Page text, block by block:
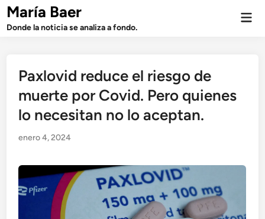
Saltar
contenido
María Baer
Donde la noticia se analiza a fondo.
Paxlovid reduce el riesgo de
muerte por Covid. Pero quienes
lo necesitan no lo aceptan.
enero 4, 2024